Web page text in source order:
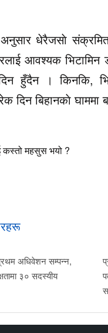
धेरैजसाे
आवश्यक
हुँदैन । किनकि,
बिहानकाे घाममा
कस्तो महसुस भयो ?
अधिवेशन सम्पन्न,
३० सदस्यीय